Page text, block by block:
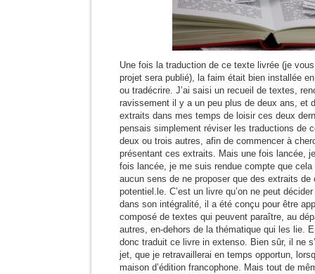
Une fois la traduction de ce texte livrée (je
projet sera publié), la faim était bien installée
ou tradécrire. J’ai saisi un recueil de textes,
ravissement il y a un peu plus de deux ans, et
extraits dans mes temps de loisir ces deux
pensais simplement réviser les traductions de
deux ou trois autres, afin de commencer à
présentant ces extraits. Mais une fois lancée,
fois lancée, je me suis rendue compte que
aucun sens de ne proposer que des extraits
potentiel.le. C’est un livre qu’on ne peut
dans son intégralité, il a été conçu pour être
composé de textes qui peuvent paraître, au
autres, en-dehors de la thématique qui les lie.
donc traduit ce livre in extenso. Bien sûr, il ne
jet, que je retravaillerai en temps opportun,
maison d’édition francophone. Mais tout de